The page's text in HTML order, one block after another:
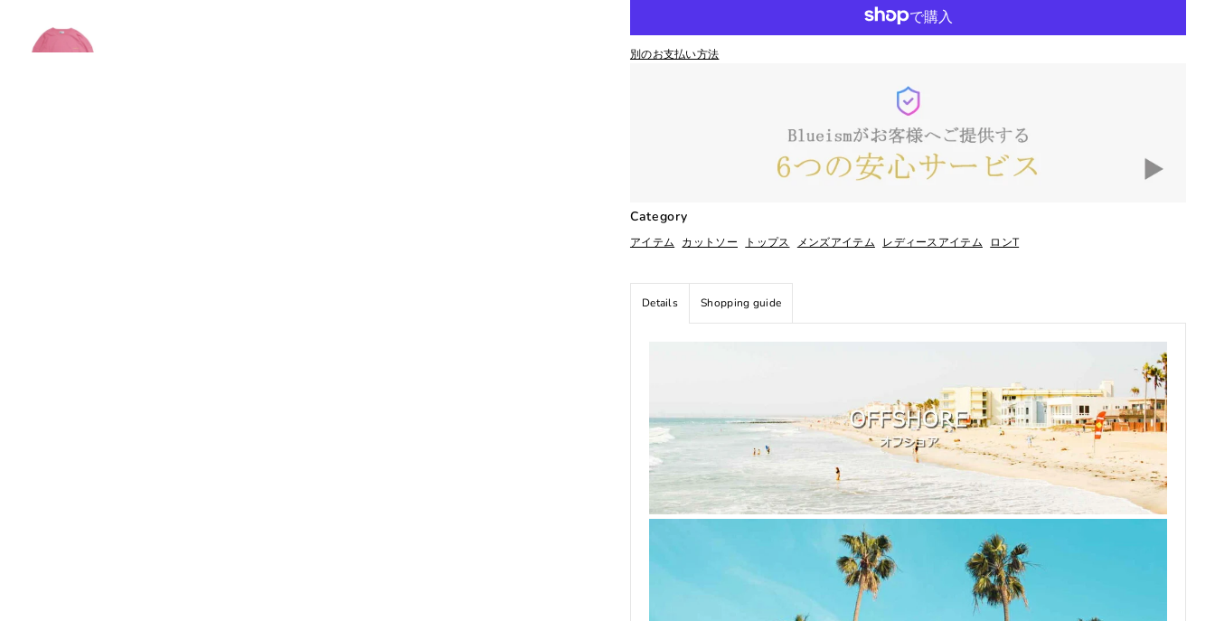
別のお支払い方法
Category
アイテム カットソー トップス メンズアイテム レディースアイテム ロンT
Details Shopping guide